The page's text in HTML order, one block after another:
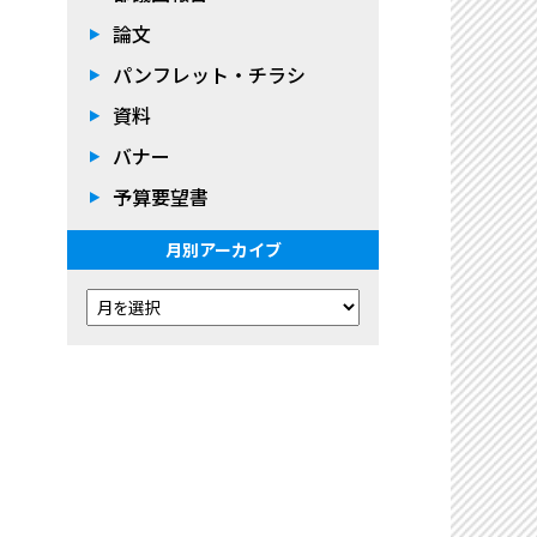
論文
パンフレット・チラシ
資料
バナー
予算要望書
月別アーカイブ